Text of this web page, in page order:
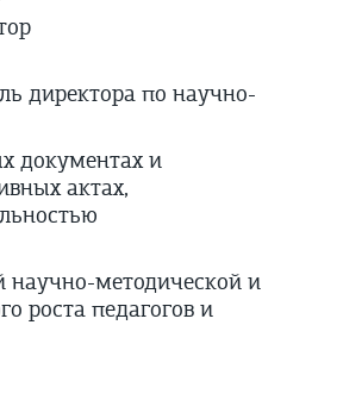
директора по научно-
документах и
актах,
научно-методической и
роста педагогов и